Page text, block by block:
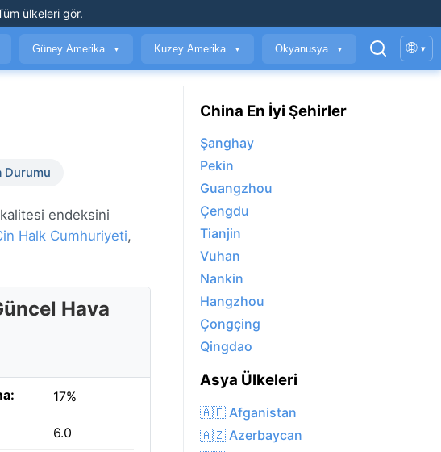
ülkeleri gör.
Güney Amerika ▼ Kuzey Amerika ▼ Okyanusya ▼ 🌐 ▾
Durumu
endeksini
Halk Cumhuriyeti,
Hava
17%
6.0
China En İyi Şehirler
Şanghay
Pekin
Guangzhou
Çengdu
Tianjin
Vuhan
Nankin
Hangzhou
Çongçing
Qingdao
Asya Ülkeleri
🇦🇫 Afganistan
🇦🇿 Azerbaycan